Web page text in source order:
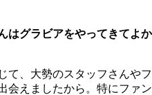
グラビアをやってきてよか
、大勢のスタッフさんやフ
会えましたから。特にファン